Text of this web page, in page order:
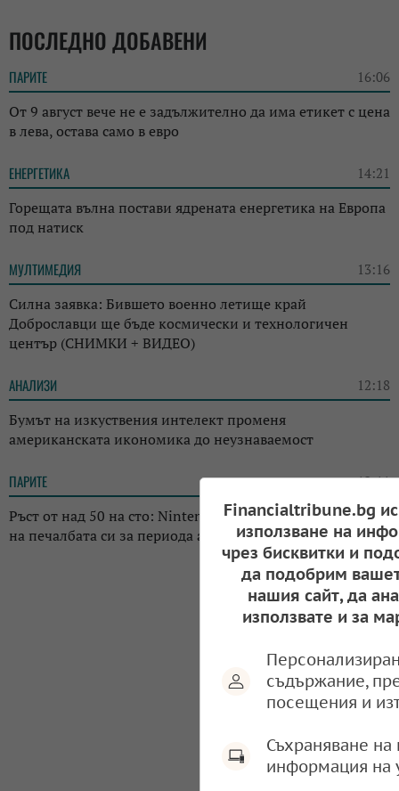
ПОСЛЕДНО ДОБАВЕНИ
ПАРИТЕ 16:06
От 9 август вече не е задължително да има етикет с цена
в лева, остава само в евро
ЕНЕРГЕТИКА 14:21
Горещата вълна постави ядрената енергетика на Европа
под натиск
МУЛТИМЕДИЯ 13:16
Силна заявка: Бившето военно летище край
Доброславци ще бъде космически и технологичен
център (СНИМКИ + ВИДЕО)
АНАЛИЗИ 12:18
Бумът на изкуствения интелект променя
американската икономика до неузнаваемост
ПАРИТЕ 12:11
Ръст от над 50 на сто: Nintendo отчете драстичен скок
на печалбата си за периода април-юни 2026 г.
Financialtribune.bg
използване на
чрез бисквитки и
да подобрим
нашия сайт, да
използвате и за
съдържание,
посещения и
Съхраняване
информация на